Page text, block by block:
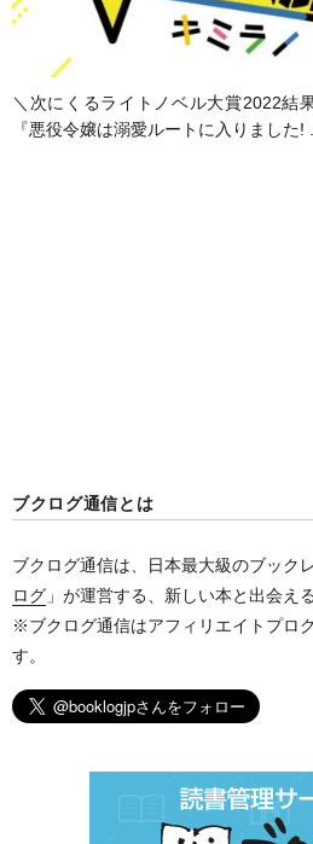
＼次にくるライトノベル大賞2022結
『悪役令嬢は溺愛ルートに入りました! ...
ブクログ通信とは
ブクログ通信は、日本最大級のブック
ログ 」が運営する、新しい本と出会え
※ブクログ通信はアフィリエイトプロ
す。